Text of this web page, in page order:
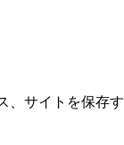
、サイトを保存す